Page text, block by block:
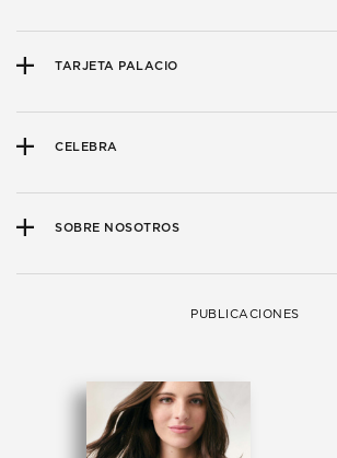
TARJETA PALACIO
CELEBRA
SOBRE NOSOTROS
PUBLICACIONES